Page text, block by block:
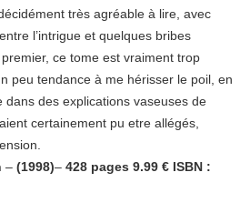
très agréable à lire, avec
l’intrigue et quelques bribes
ce tome est vraiment trop
peu tendance à me hérisser le poil, en
dans des explications vaseuses de
certainement pu etre allégés,
– (1998)– 428 pages 9.99 € ISBN :